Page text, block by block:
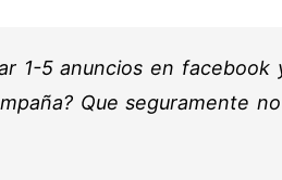
1-5 anuncios en facebook
Que seguramente